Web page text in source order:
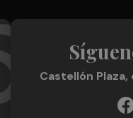
Castellón